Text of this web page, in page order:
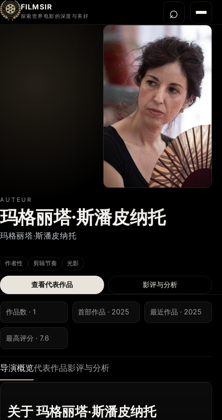
FILMSIR
探索世界电影的深度与美好 菜单
⌕打开
AUTEUR
玛格丽塔·斯潘皮纳托
玛格丽塔·斯潘皮纳托
作者性 剪辑节奏 光影
查看代表作品 影评与分析
作品数 · 1 首部作品 · 2025 最近作品 · 2025
最高评分 · 7.6
导演概览代表作品影评与分析
关于 玛格丽塔·斯潘皮纳托